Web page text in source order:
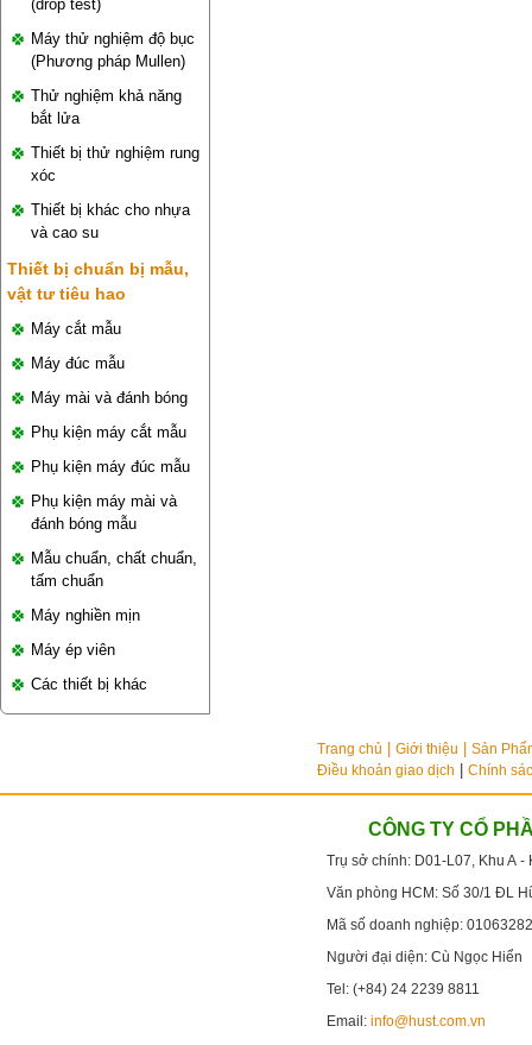
(drop test)
Máy thử nghiệm độ bục
(Phương pháp Mullen)
Thử nghiệm khả năng
bắt lửa
Thiết bị thử nghiệm rung
xóc
Thiết bị khác cho nhựa
và cao su
Thiết bị chuẩn bị mẫu,
vật tư tiêu hao
Máy cắt mẫu
Máy đúc mẫu
Máy mài và đánh bóng
Phụ kiện máy cắt mẫu
Phụ kiện máy đúc mẫu
Phụ kiện máy mài và
đánh bóng mẫu
Mẫu chuẩn, chất chuẩn,
tấm chuẩn
Máy nghiền mịn
Máy ép viên
Các thiết bị khác
Trang chủ Giới thiệu
Sản
Điều khoản giao dịch | Chính
CÔNG TY CỔ
Trụ sở chính: D01-L07, Khu A
Văn phòng HCM: Số 30/1 ĐL
Mã số doanh nghiệp:
Người đại diện: Cù Ngọc Hiển
Tel: (+84) 24 2239 8811
Email: info@hust.com.vn